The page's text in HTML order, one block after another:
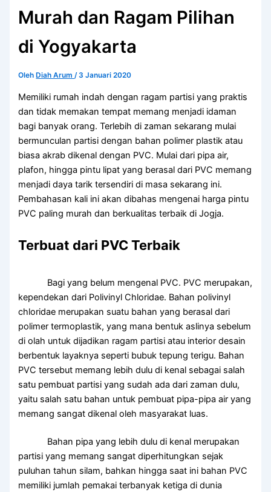
Murah dan Ragam Pilihan
di Yogyakarta
Oleh Diah Arum/3 Januari 2020
Memiliki rumah indah dengan ragam partisi yang praktis
dan tidak memakan tempat memang menjadi idaman
bagi banyak orang. Terlebih di zaman sekarang mulai
bermunculan partisi dengan bahan polimer plastik atau
biasa akrab dikenal dengan PVC. Mulai dari pipa air,
plafon, hingga pintu lipat yang berasal dari PVC memang
menjadi daya tarik tersendiri di masa sekarang ini.
Pembahasan kali ini akan dibahas mengenai harga pintu
PVC paling murah dan berkualitas terbaik di Jogja.
Terbuat dari PVC Terbaik
Bagi yang belum mengenal PVC. PVC merupakan,
kependekan dari Polivinyl Chloridae. Bahan polivinyl
chloridae merupakan suatu bahan yang berasal dari
polimer termoplastik, yang mana bentuk aslinya sebelum
di olah untuk dijadikan ragam partisi atau interior desain
berbentuk layaknya seperti bubuk tepung terigu. Bahan
PVC tersebut memang lebih dulu di kenal sebagai salah
satu pembuat partisi yang sudah ada dari zaman dulu,
yaitu salah satu bahan untuk pembuat pipa-pipa air yang
memang sangat dikenal oleh masyarakat luas.
Bahan pipa yang lebih dulu di kenal merupakan
partisi yang memang sangat diperhitungkan sejak
puluhan tahun silam, bahkan hingga saat ini bahan PVC
memiliki jumlah pemakai terbanyak ketiga di dunia